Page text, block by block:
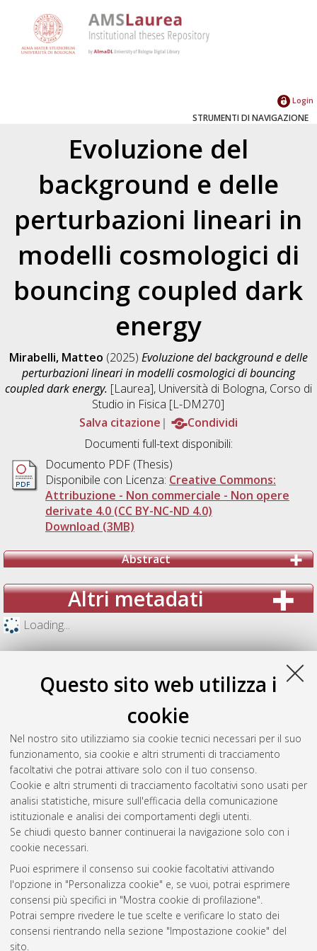
Questo sito web utilizza i
cookie
Nel nostro sito utilizziamo sia cookie tecnici necessari per il suo
funzionamento, sia cookie e altri strumenti di tracciamento
facoltativi che potrai attivare solo con il tuo consenso.
Cookie e altri strumenti di tracciamento facoltativi sono usati per
analisi statistiche, misure sull'efficacia della comunicazione
istituzionale e analisi dei comportamenti degli utenti.
Se chiudi questo banner continuerai la navigazione solo con i
cookie necessari.
Puoi esprimere il consenso sui cookie facoltativi attivando
l'opzione in "Personalizza cookie" e, se vuoi, potrai esprimere
consensi più specifici in "Mostra cookie di profilazione".
Potrai sempre rivedere le tue scelte e verificare lo stato dei
consensi rientrando nella sezione "Impostazione cookie" del
sito.
Login
STRUMENTI DI NAVIGAZIONE
Evoluzione del
background e delle
perturbazioni lineari in
modelli cosmologici di
bouncing coupled dark
energy
Mirabelli, Matteo (2025) Evoluzione del background e delle
perturbazioni lineari in modelli cosmologici di bouncing
coupled dark energy. [Laurea], Università di Bologna, Corso di
Studio in Fisica [L-DM270]
Salva citazione
Condividi
Documenti full-text disponibili:
Documento PDF (Thesis)
Disponibile con Licenza: Creative Commons:
Attribuzione - Non commerciale - Non opere
derivate 4.0 (CC BY-NC-ND 4.0)
Download (3MB)
Abstract
Altri metadati
Loading...
Gestione del documento:
Atom
Rss 1.0
Rss 2.0